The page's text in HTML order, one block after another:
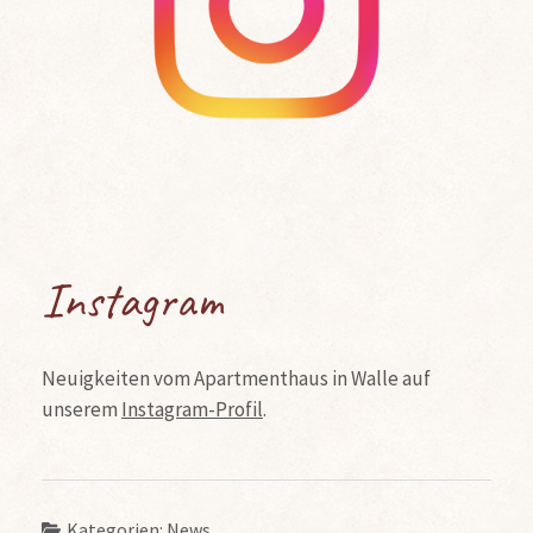
Instagram
Neuigkeiten vom Apartmenthaus in Walle auf
unserem Instagram-Profil.